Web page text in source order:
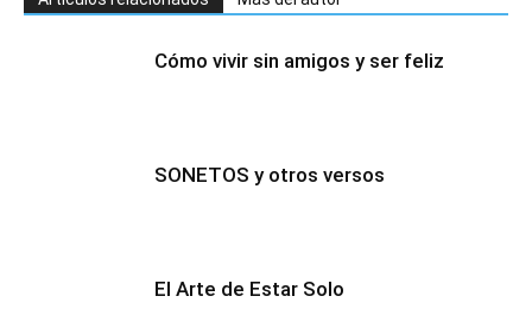
Cómo vivir sin amigos y ser feliz
SONETOS y otros versos
El Arte de Estar Solo